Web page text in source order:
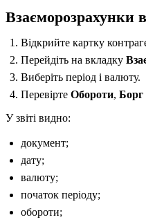
Взаєморозрахунки
Відкрийте картку
Перейдіть на вкладку
Виберіть період і валюту.
Перевірте Обороти, Борг
У звіті видно:
документ;
дату;
валюту;
початок періоду;
обороти;